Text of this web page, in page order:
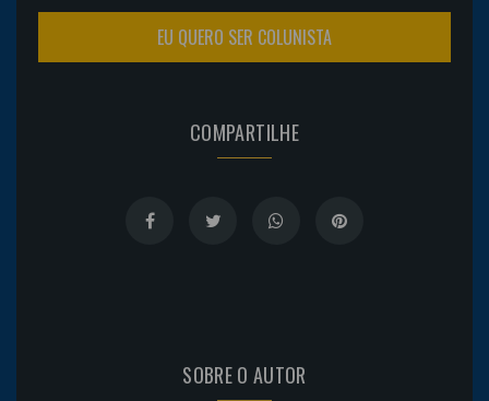
EU QUERO SER COLUNISTA
COMPARTILHE
SOBRE O AUTOR